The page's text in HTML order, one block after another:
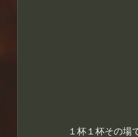
１杯１杯その場